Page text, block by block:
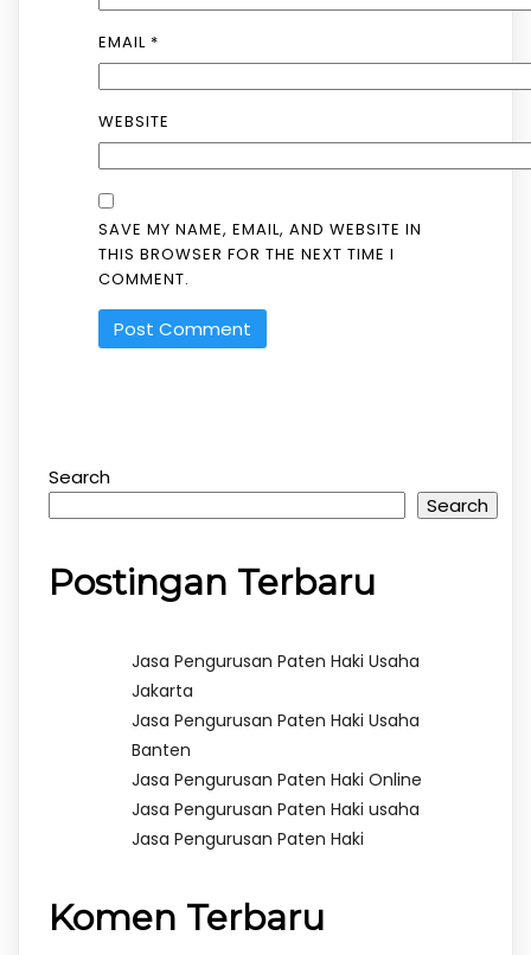
EMAIL *
WEBSITE
SAVE MY NAME, EMAIL, AND WEBSITE IN
THIS BROWSER FOR THE NEXT TIME I
COMMENT.
Search
Search
Postingan Terbaru
Jasa Pengurusan Paten Haki Usaha
Jakarta
Jasa Pengurusan Paten Haki Usaha
Banten
Jasa Pengurusan Paten Haki Online
Jasa Pengurusan Paten Haki usaha
Jasa Pengurusan Paten Haki
Komen Terbaru